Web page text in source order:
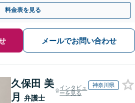
・休日面談】【電話相談可】
料金表を見る
メールでお問い合わせ
久保田 美
月
弁護士
インタビュ
ーを見る
神奈川県